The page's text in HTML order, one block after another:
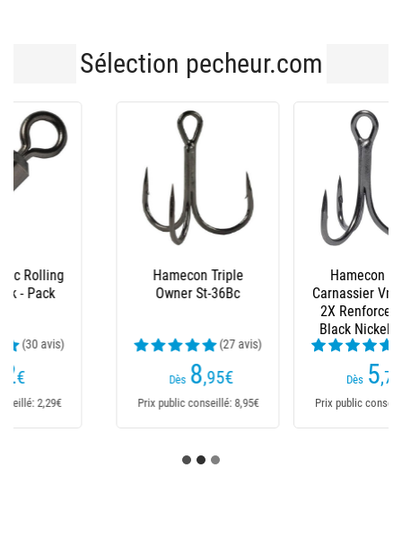
Sélection pecheur.com
Hamecon Triple
Carnassier Vmc Inline
(13 avis)
Prix public conseillé: 6,69€
Plomb Illex John
Weight
(28 avis)
Prix public conseillé: 7,99€